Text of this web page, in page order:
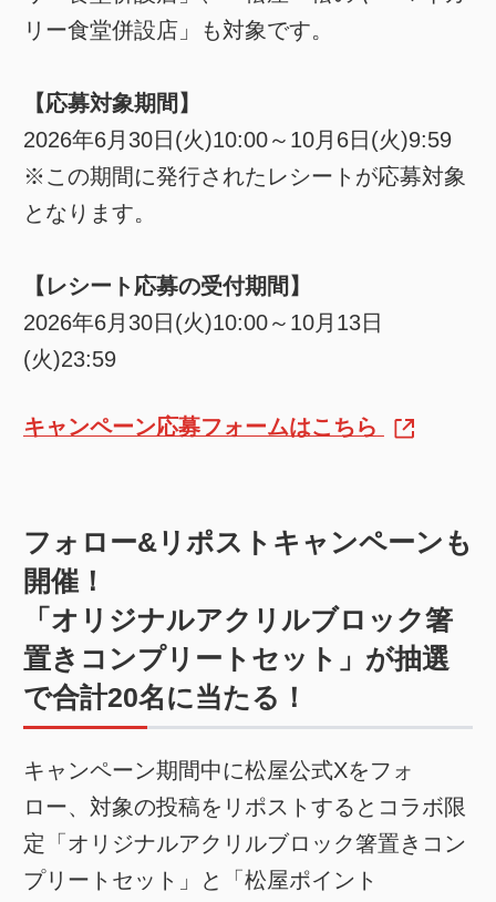
リー食堂併設店」も対象です。
【応募対象期間】
2026年6月30日(火)10:00～10月6日(火)9:59
※この期間に発行されたレシートが応募対象
となります。
【レシート応募の受付期間】
2026年6月30日(火)10:00～10月13日
(火)23:59
キャンペーン応募フォームはこちら
フォロー&リポストキャンペーンも
開催！
「オリジナルアクリルブロック箸
置きコンプリートセット」が抽選
で合計20名に当たる！
キャンペーン期間中に松屋公式Xをフォ
ロー、対象の投稿をリポストするとコラボ限
定「オリジナルアクリルブロック箸置きコン
プリートセット」と「松屋ポイント